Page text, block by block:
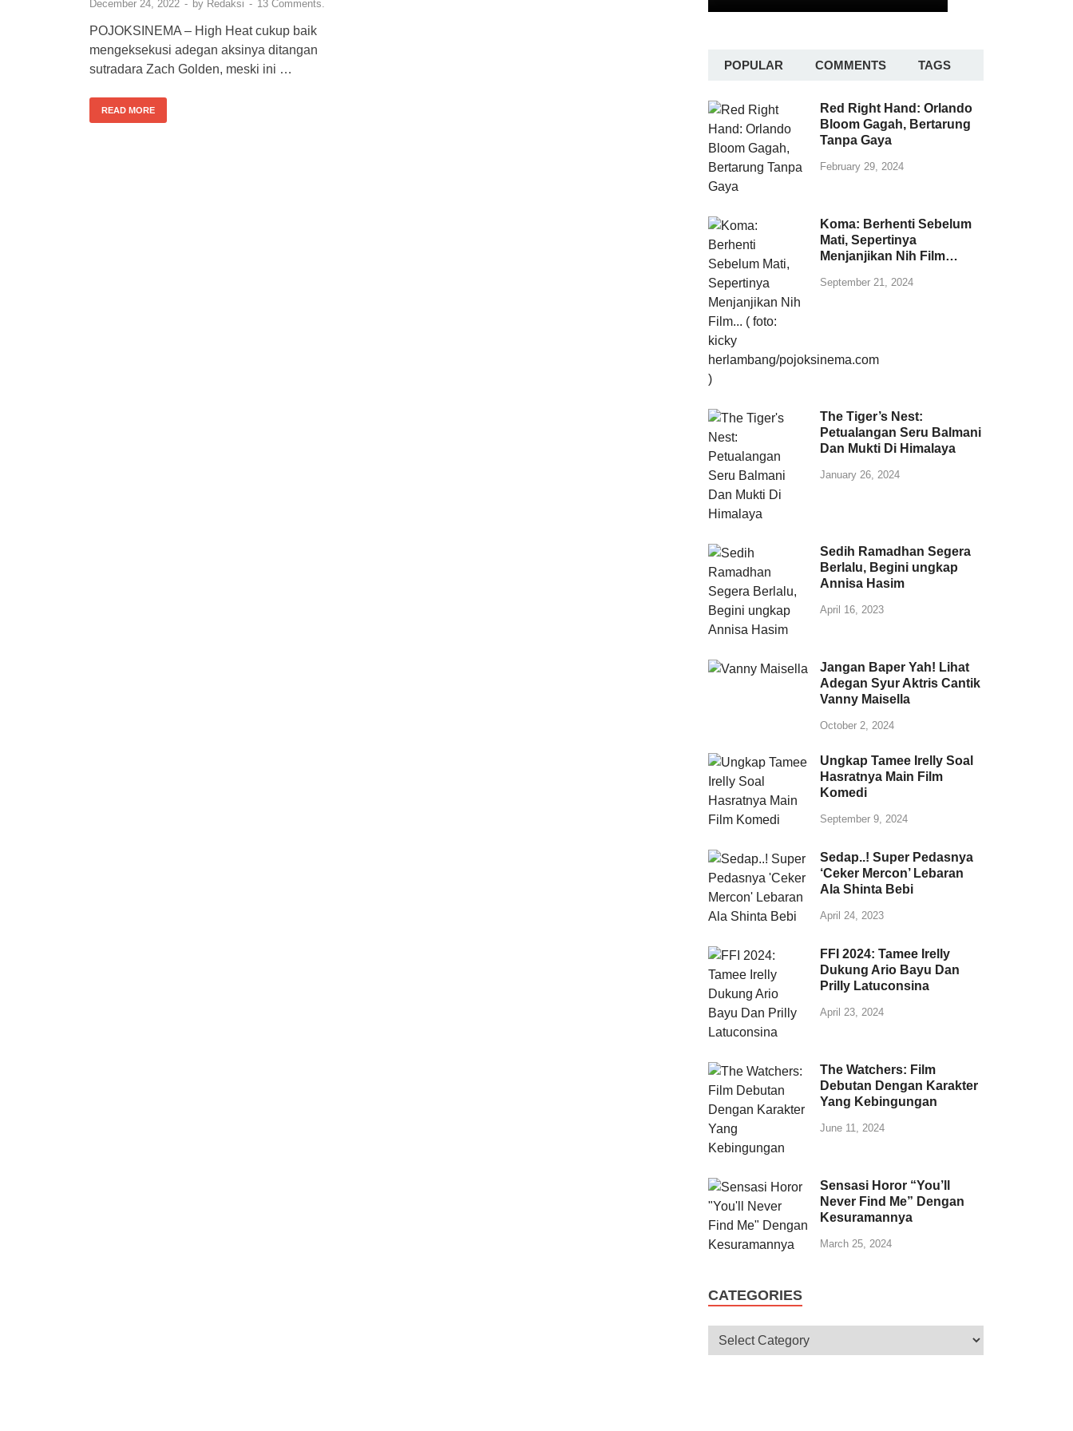
December 24, 2022 - by Redaksi - 13 Comments.
POJOKSINEMA – High Heat cukup baik
mengeksekusi adegan aksinya ditangan
sutradara Zach Golden, meski ini …
READ MORE
POPULAR COMMENTS TAGS
Red Right Hand: Orlando
Bloom Gagah, Bertarung
Tanpa Gaya
February 29, 2024
Koma: Berhenti Sebelum
Mati, Sepertinya
Menjanjikan Nih Film…
September 21, 2024
The Tiger’s Nest:
Petualangan Seru Balmani
Dan Mukti Di Himalaya
January 26, 2024
Sedih Ramadhan Segera
Berlalu, Begini ungkap
Annisa Hasim
April 16, 2023
Jangan Baper Yah! Lihat
Adegan Syur Aktris Cantik
Vanny Maisella
October 2, 2024
Ungkap Tamee Irelly Soal
Hasratnya Main Film
Komedi
September 9, 2024
Sedap..! Super Pedasnya
‘Ceker Mercon’ Lebaran
Ala Shinta Bebi
April 24, 2023
FFI 2024: Tamee Irelly
Dukung Ario Bayu Dan
Prilly Latuconsina
April 23, 2024
The Watchers: Film
Debutan Dengan Karakter
Yang Kebingungan
June 11, 2024
Sensasi Horor “You’ll
Never Find Me” Dengan
Kesuramannya
March 25, 2024
CATEGORIES